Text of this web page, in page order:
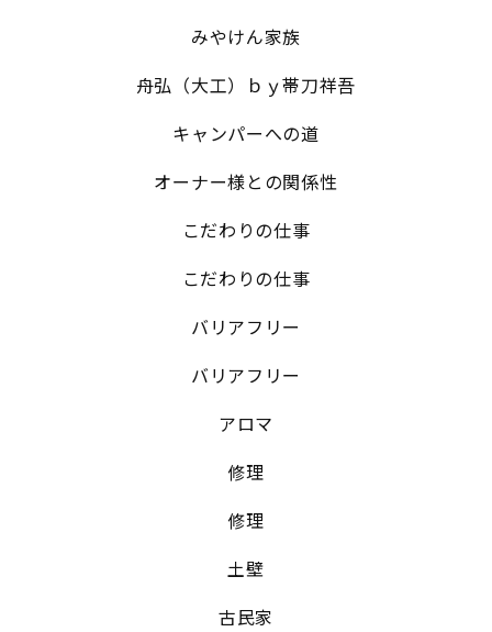
みやけん家族
舟弘（大工）ｂｙ帯刀祥吾
キャンパーへの道
オーナー様との関係性
こだわりの仕事
こだわりの仕事
バリアフリー
バリアフリー
アロマ
修理
修理
土壁
古民家